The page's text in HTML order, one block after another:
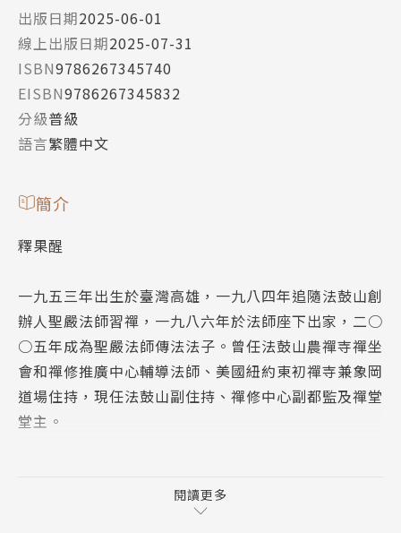
出版日期2025-06-01
線上出版日期2025-07-31
ISBN9786267345740
EISBN9786267345832
分級普級
語言繁體中文
簡介
釋果醒
一九五三年出生於臺灣高雄，一九八四年追隨法鼓山創
辦人聖嚴法師習禪，一九八六年於法師座下出家，二○
○五年成為聖嚴法師傳法法子。曾任法鼓山農禪寺禪坐
會和禪修推廣中心輔導法師、美國紐約東初禪寺兼象岡
道場住持，現任法鼓山副住持、禪修中心副都監及禪堂
堂主。
傳經典及禪宗體用心法，融會貫通。二○一一年起，結
合《楞嚴經》、《圓覺經》、《維摩詰經》、《六祖壇
閱讀更多